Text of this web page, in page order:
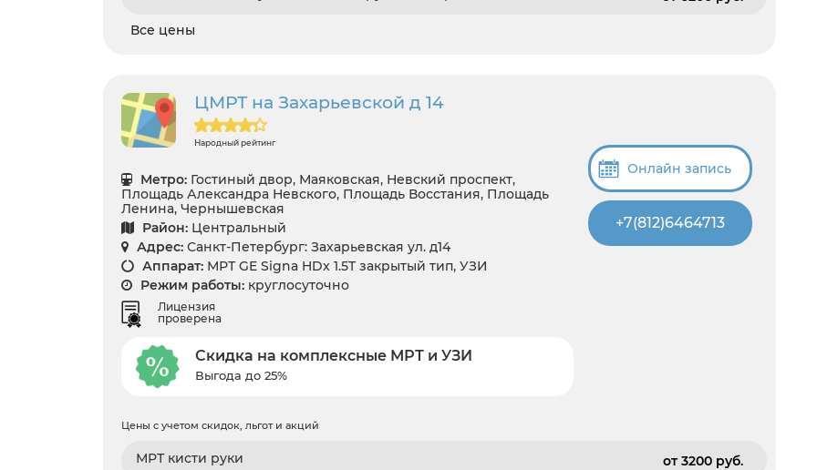
Все цены
ЦМРТ на Захарьевской д 14
Народный рейтинг
Метро: Гостиный двор, Маяковская, Невский проспект,
Площадь Александра Невского, Площадь Восстания, Площадь
Ленина, Чернышевская
Район: Центральный
Адрес: Санкт-Петербург: Захарьевская ул. д14
Аппарат: МРТ GE Signa HDx 1.5T закрытый тип, УЗИ
Режим работы: круглосуточно
Лицензия
проверена
Скидка на комплексные МРТ и УЗИ
Выгода до 25%
Онлайн запись
+7(812)6464713
Цены с учетом скидок, льгот и акций
МРТ кисти руки от 3200 pуб.